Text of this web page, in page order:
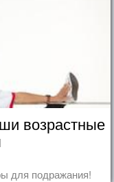
возрастные
для подражания!